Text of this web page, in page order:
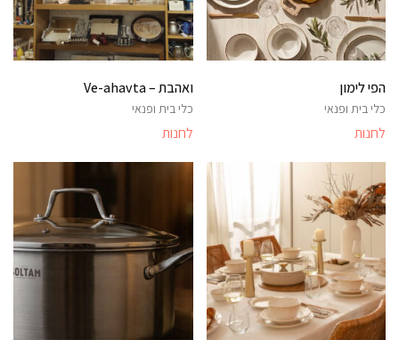
כלי בית ופנאי
הפי לימון
לחנות
כלי בית ופנאי
ואהבת – Ve-ahavta
לחנות